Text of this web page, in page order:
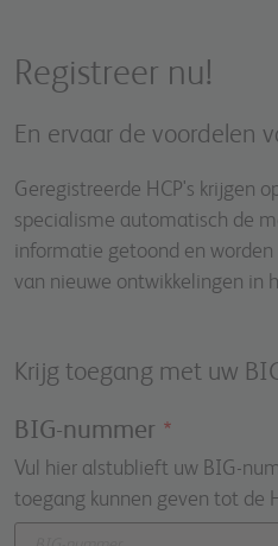
Registreer nu!
En ervaar de voordelen
Geregistreerde HCP's krijgen
specialisme automatisch de
informatie getoond en
van nieuwe ontwikkelingen in
Krijg toegang met uw
BIG-nummer
Vul hier alstublieft uw BIG-
toegang kunnen geven tot de